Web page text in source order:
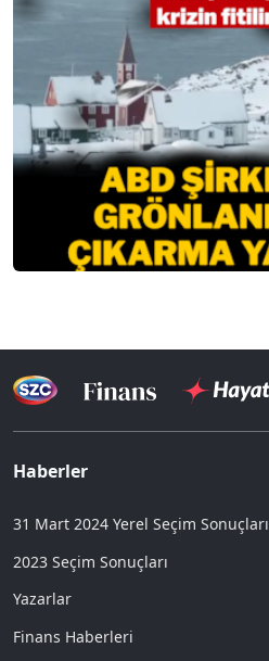
Haberler
31 Mart 2024 Yerel Seçim Sonuçları
2023 Seçim Sonuçları
Yazarlar
Finans Haberleri